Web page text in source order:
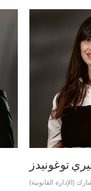
توغونيدز
(الإدارة القانونية)